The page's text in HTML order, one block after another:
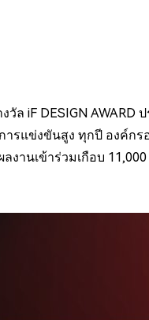
iF DESIGN AWARD
รแข่งขันสูง ทุกปี องค์ก
งานเข้าร่วมเกือบ